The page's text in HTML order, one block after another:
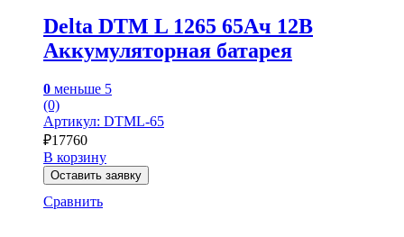
Delta DTM L 1265 65Ач 12В
Аккумуляторная батарея
0 меньше 5
(0)
Артикул: DTML-65
₽17760
В корзину
Оставить заявку
Сравнить